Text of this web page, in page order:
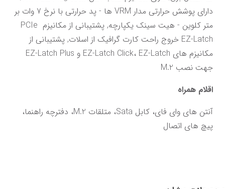
متر کلوین - هیت سینک یکپارچه, پشتیبانی از مکانیزم PCIe
جهت نصب M.2
اقلام همراه
پیچ های اتصال